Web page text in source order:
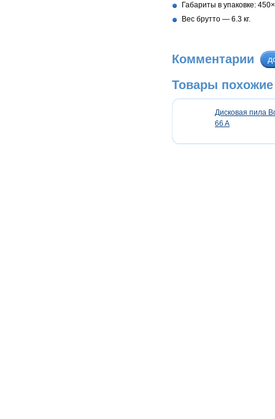
Габариты в упаковке:
Вес брутто — 6.3 кг.
Комментарии
Товары похожие
Дисковая пила
66 A